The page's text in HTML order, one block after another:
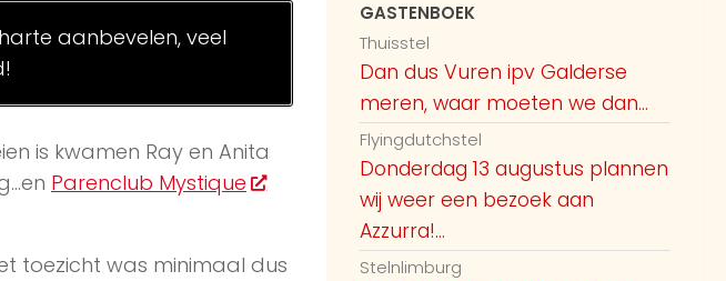
aanbevelen, veel
is kwamen Ray en Anita
Parenclub Mystique
toezicht was minimaal dus
GASTENBOEK
Thuisstel
Dan dus Vuren ipv Galderse
meren, waar moeten we dan...
Flyingdutchstel
Donderdag 13 augustus plannen
wij weer een bezoek aan
Azzurra!...
Stelnlimburg